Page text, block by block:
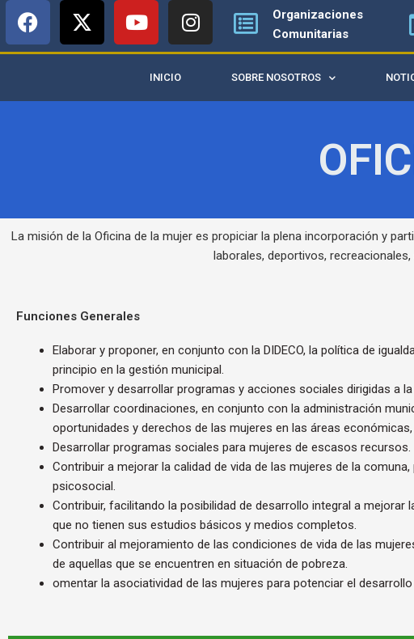
contenido
F
a
c
X
-
t
Y
o
u
I
n
s
Organizaciones
Comunitarias
INICIO SOBRE NOSOTROS
La misión de la Oficina de la mujer es propiciar la plena incorporación y
laborales, deportivos,
Funciones Generales
Elaborar y proponer, en conjunto con la DIDECO, la política de
principio en la gestión municipal.
Promover y desarrollar programas y acciones sociales dirigidas a
Desarrollar coordinaciones, en conjunto con la administración
oportunidades y derechos de las mujeres en las áreas
Desarrollar programas sociales para mujeres de escasos recursos.
Contribuir a mejorar la calidad de vida de las mujeres de la
psicosocial.
Contribuir, facilitando la posibilidad de desarrollo integral a
que no tienen sus estudios básicos y medios completos.
Contribuir al mejoramiento de las condiciones de vida de las
de aquellas que se encuentren en situación de pobreza.
omentar la asociatividad de las mujeres para potenciar el